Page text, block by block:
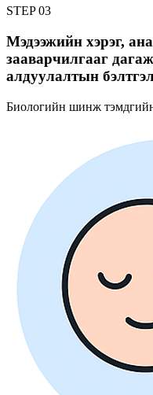
STEP03
Мэдээжийн хэрэг,
зааварчилгааг
алдуулалтын
Биологийн шинж